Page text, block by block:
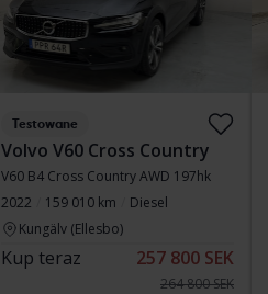
Testowane
Volvo V60 Cross Country
V60 B4 Cross Country AWD 197hk
2022
159 010 km
Diesel
Kungälv (Ellesbo)
Kup teraz 257 800 SEK
264 800 SEK